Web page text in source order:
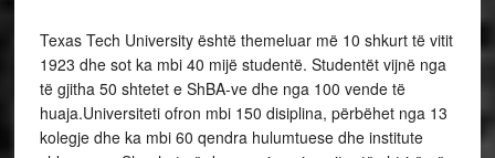
Texas Tech University është themeluar më 10 shkurt të vitit
1923 dhe sot ka mbi 40 mijë studentë. Studentët vijnë nga
të gjitha 50 shtetet e ShBA-ve dhe nga 100 vende të
huaja.Universiteti ofron mbi 150 disiplina, përbëhet nga 13
kolegje dhe ka mbi 60 qendra hulumtuese dhe institute